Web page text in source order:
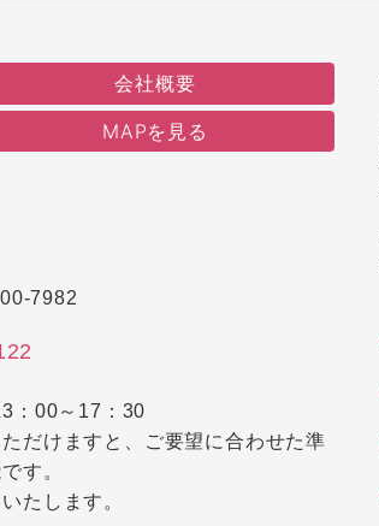
会社概要
MAPを見る
7982
：00～17：30
だけますと、ご要望に合わせた準
す。
たします。